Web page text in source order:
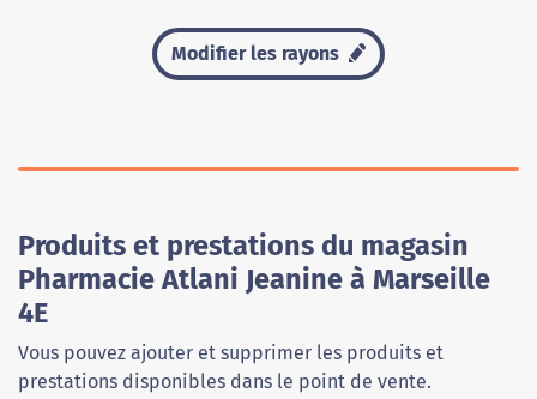
Modifier les rayons
Produits et prestations du magasin
Pharmacie Atlani Jeanine à Marseille
4E
Vous pouvez ajouter et supprimer les produits et
prestations disponibles dans le point de vente.